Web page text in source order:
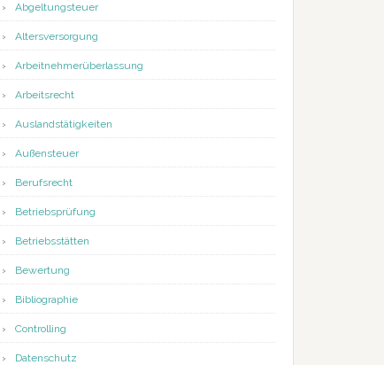
Abgeltungsteuer
Altersversorgung
Arbeitnehmerüberlassung
Arbeitsrecht
Auslandstätigkeiten
Außensteuer
Berufsrecht
Betriebsprüfung
Betriebsstätten
Bewertung
Bibliographie
Controlling
Datenschutz